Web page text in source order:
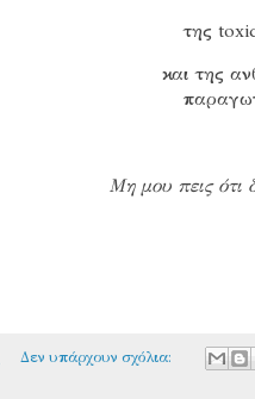
της
και της
Μη μου πεις ότι
Δεν υπάρχουν σχόλια: